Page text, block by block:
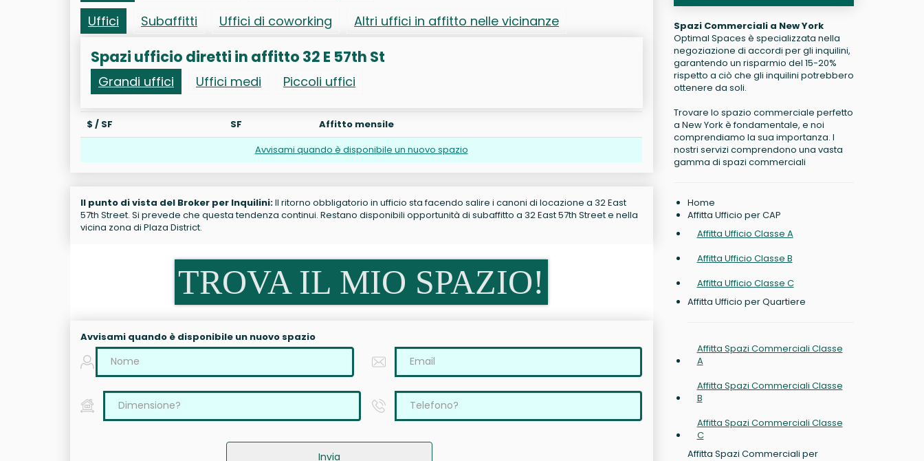
Uffici
Subaffitti Uffici di coworking Altri uffici in affitto nelle vicinanze
Spazi ufficio diretti in affitto 32 E 57th St
Grandi uffici Uffici medi Piccoli uffici
$ / SF SF
Affitto mensile
Avvisami quando è disponibile un nuovo spazio
Il punto di vista del Broker per Inquilini:Il ritorno obbligatorio in ufficio sta facendo salire i canoni di locazione a 32 East
57th Street. Si prevede che questa tendenza continui. Restano disponibili opportunità di subaffitto a 32 East 57th Street e nella
vicina zona di Plaza District.
TROVA IL MIO SPAZIO!
Avvisami quando è disponibile un nuovo spazio
Invia
Spazi Commerciali a New York
Optimal Spaces è specializzata nella
negoziazione di accordi per gli inquilini,
garantendo un risparmio del 15-20%
rispetto a ciò che gli inquilini potrebbero
ottenere da soli.
Trovare lo spazio commerciale perfetto
a New York è fondamentale, e noi
comprendiamo la sua importanza. I
nostri servizi comprendono una vasta
gamma di spazi commerciali
Home
Affitta Ufficio per CAP
Affitta Ufficio Classe A
Affitta Ufficio Classe B
Affitta Ufficio Classe C
Affitta Ufficio per Quartiere
Affitta Spazi Commerciali Classe
A
Affitta Spazi Commerciali Classe
B
Affitta Spazi Commerciali Classe
C
Affitta Spazi Commerciali per